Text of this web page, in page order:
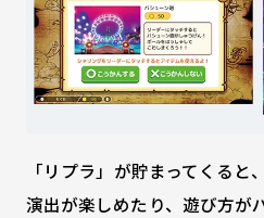
「リプラ」が貯まってくる
演出が楽しめたり、遊び方が